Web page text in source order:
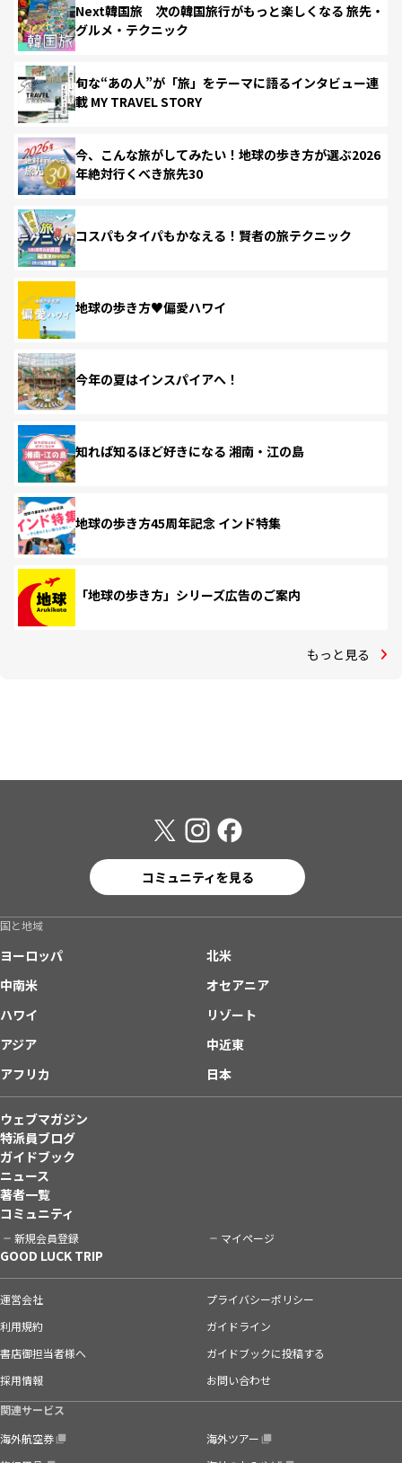
Next韓国旅 次の韓国旅行がもっと楽しくなる 旅先・
グルメ・テクニック
旬な“あの人”が「旅」をテーマに語るインタビュー連
載 MY TRAVEL STORY
今、こんな旅がしてみたい！地球の歩き方が選ぶ2026
年絶対行くべき旅先30
コスパもタイパもかなえる！賢者の旅テクニック
地球の歩き方♥偏愛ハワイ
今年の夏はインスパイアへ！
知れば知るほど好きになる 湘南・江の島
地球の歩き方45周年記念 インド特集
「地球の歩き方」シリーズ広告のご案内
もっと見る
コミュニティを見る
国と地域
ヨーロッパ
北米
中南米
オセアニア
ハワイ
リゾート
アジア
中近東
アフリカ
日本
ウェブマガジン
特派員ブログ
ガイドブック
ニュース
著者一覧
コミュニティ
新規会員登録 マイページ
GOOD LUCK TRIP
運営会社
プライバシーポリシー
利用規約
ガイドライン
書店御担当者様へ
ガイドブックに投稿する
採用情報
お問い合わせ
関連サービス
海外航空券
海外ツアー